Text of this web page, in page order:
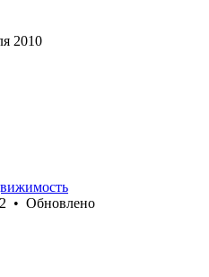
2010
• Обновлено